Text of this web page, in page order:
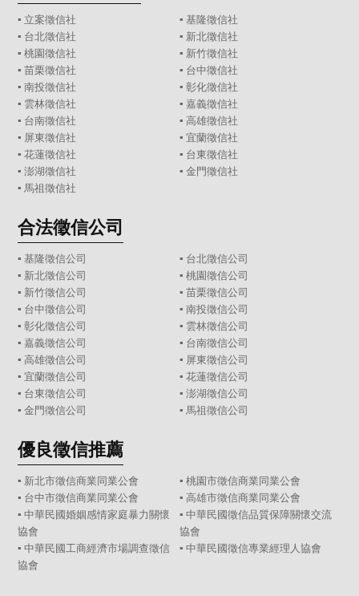
▪ 立案徵信社 ▪ 基隆徵信社
▪ 台北徵信社 ▪ 新北徵信社
▪桃園徵信社 ▪ 新竹徵信社
▪苗栗徵信社 ▪ 台中徵信社
▪南投徵信社 ▪ 彰化徵信社
▪ 雲林徵信社 ▪ 嘉義徵信社
▪ 台南徵信社 ▪ 高雄徵信社
▪ 屏東徵信社 ▪ 宜蘭徵信社
▪花蓮徵信社 ▪ 台東徵信社
▪澎湖徵信社 ▪ 金門徵信社
▪馬祖徵信社
合法徵信公司
▪基隆徵信公司 ▪ 台北徵信公司
▪ 新北徵信公司 ▪ 桃園徵信公司
▪ 新竹徵信公司 ▪ 苗栗徵信公司
▪ 台中徵信公司 ▪ 南投徵信公司
▪彰化徵信公司 ▪ 雲林徵信公司
▪嘉義徵信公司 ▪ 台南徵信公司
▪高雄徵信公司 ▪ 屏東徵信公司
▪宜蘭徵信公司 ▪ 花蓮徵信公司
▪ 台東徵信公司 ▪ 澎湖徵信公司
▪金門徵信公司 ▪ 馬祖徵信公司
優良徵信推薦
▪ 新北市徵信商業同業公會
▪ 桃園市徵信商業同業公會
▪ 台中市徵信商業同業公會
▪ 高雄市徵信商業同業公會
▪ 中華民國婚姻感情家庭暴力關懷
協會
▪ 中華民國徵信品質保障關懷交流
協會
▪ 中華民國工商經濟市場調查徵信
協會
▪ 中華民國徵信專業經理人協會